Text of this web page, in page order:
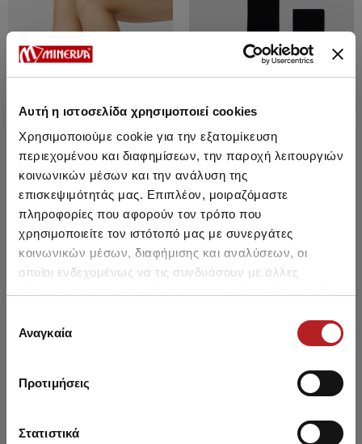
Αυτή η ιστοσελίδα χρησιμοποιεί cookies
Χρησιμοποιούμε cookie για την εξατομίκευση
περιεχομένου και διαφημίσεων, την παροχή λειτουργιών
κοινωνικών μέσων και την ανάλυση της
επισκεψιμότητάς μας. Επιπλέον, μοιραζόμαστε
πληροφορίες που αφορούν τον τρόπο που
χρησιμοποιείτε τον ιστότοπό μας με συνεργάτες
κοινωνικών μέσων, διαφήμισης και αναλύσεων, οι
οποίοι ενδεχομένως να τις συνδυάσουν με άλλες
των υπηρεσιών τους.
συγκατάθεσης
Αναγκαία
Προτιμήσεις
Στατιστικά
Wool Thermal Seamless Socks
9,00 € 7,65 €
Wool Thermal Seamless Socks
7,65 €
SALE